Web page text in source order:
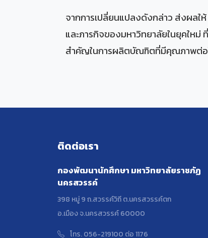
จากการเปลี่ยนแปลงดังกล่าว ส่งผลใ
และภารกิจของมหาวิทยาลัยในยุคให
สำคัญในการผลิตบัณฑิตที่มีคุณภาพต่อ
ติดต่อเรา
กองพัฒนานักศึกษา มหาวิทยาลัยราชภัฏ
นครสวรรค์
398 หมู่ 9 ถ.สวรรค์วิถี ต.นครสวรรค์ตก
อ.เมือง จ.นครสวรรค์ 60000
โทร. 056-219100 ต่อ 1176